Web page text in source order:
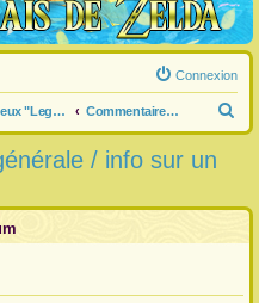
Connexion
Les jeux "Legend of Zelda" Commentaire / question générale / info sur un jeu
e
/ info sur un